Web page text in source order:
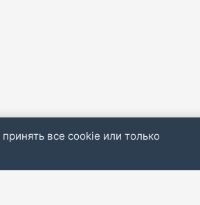
все cookie или только